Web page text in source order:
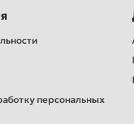
персональных